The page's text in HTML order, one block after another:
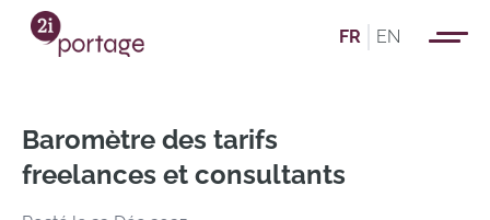
FR EN
Baromètre des tarifs
freelances et consultants